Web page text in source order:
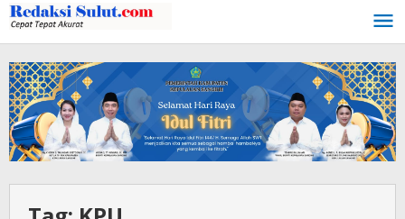
Lewati
ke
konten